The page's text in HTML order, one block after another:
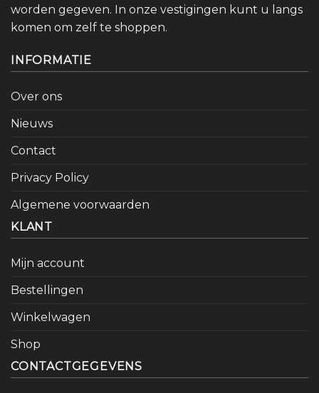
worden gegeven. In onze vestigingen kunt u langs
komen om zelf te shoppen.
INFORMATIE
Over ons
Nieuws
Contact
Privacy Policy
Algemene voorwaarden
KLANT
Mijn account
Bestellingen
Winkelwagen
Shop
CONTACTGEGEVENS